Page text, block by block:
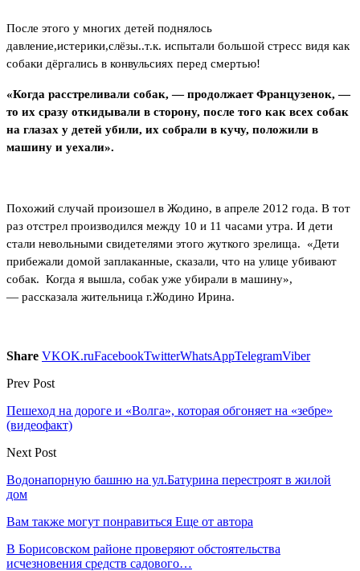
После этого у многих детей поднялось
давление,истерики,слёзы..т.к. испытали большой стресс видя как
собаки дёргались в конвульсиях перед смертью!
«Когда расстреливали собак, — продолжает Французенок, —
то их сразу откидывали в сторону, после того как всех собак
на глазах у детей убили, их собрали в кучу, положили в
машину и уехали».
Похожий случай произошел в Жодино, в апреле 2012 года. В тот
раз отстрел производился между 10 и 11 часами утра. И дети
стали невольными свидетелями этого жуткого зрелища. «Дети
прибежали домой заплаканные, сказали, что на улице убивают
собак. Когда я вышла, собак уже убирали в машину»,
— рассказала жительница г.Жодино Ирина.
Share VKOK.ruFacebookTwitterWhatsAppTelegramViber
Prev Post
Пешеход на дороге и «Волга», которая обгоняет на «зебре»
(видеофакт)
Next Post
Водонапорную башню на ул.Батурина перестроят в жилой
дом
Вам также могут понравиться Еще от автора
В Борисовском районе проверяют обстоятельства
исчезновения средств садового…